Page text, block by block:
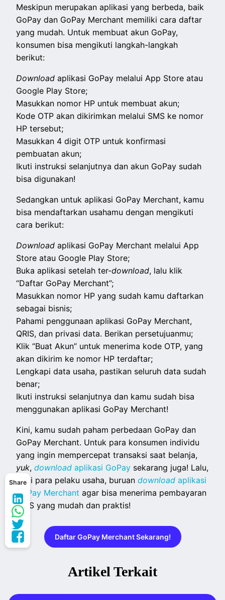
Share
Meskipun merupakan aplikasi yang berbeda, baik
GoPay dan GoPay Merchant memiliki cara daftar
yang mudah. Untuk membuat akun GoPay,
konsumen bisa mengikuti langkah-langkah
berikut:
Download aplikasi GoPay melalui App Store atau
Google Play Store;
Masukkan nomor HP untuk membuat akun;
Kode OTP akan dikirimkan melalui SMS ke nomor
HP tersebut;
Masukkan 4 digit OTP untuk konfirmasi
pembuatan akun;
Ikuti instruksi selanjutnya dan akun GoPay sudah
bisa digunakan!
Sedangkan untuk aplikasi GoPay Merchant, kamu
bisa mendaftarkan usahamu dengan mengikuti
cara berikut:
Download aplikasi GoPay Merchant melalui App
Store atau Google Play Store;
Buka aplikasi setelah ter-download, lalu klik
“Daftar GoPay Merchant”;
Masukkan nomor HP yang sudah kamu daftarkan
sebagai bisnis;
Pahami penggunaan aplikasi GoPay Merchant,
QRIS, dan privasi data. Berikan persetujuanmu;
Klik “Buat Akun” untuk menerima kode OTP, yang
akan dikirim ke nomor HP terdaftar;
Lengkapi data usaha, pastikan seluruh data sudah
benar;
Ikuti instruksi selanjutnya dan kamu sudah bisa
menggunakan aplikasi GoPay Merchant!
Kini, kamu sudah paham perbedaan GoPay dan
GoPay Merchant. Untuk para konsumen individu
yang ingin mempercepat transaksi saat belanja,
yuk,downloadaplikasi GoPay sekarang juga! Lalu,
bagi para pelaku usaha, buruandownloadaplikasi
GoPay Merchant agar bisa menerima pembayaran
QRIS yang mudah dan praktis!
Daftar GoPay Merchant Sekarang!
Artikel Terkait